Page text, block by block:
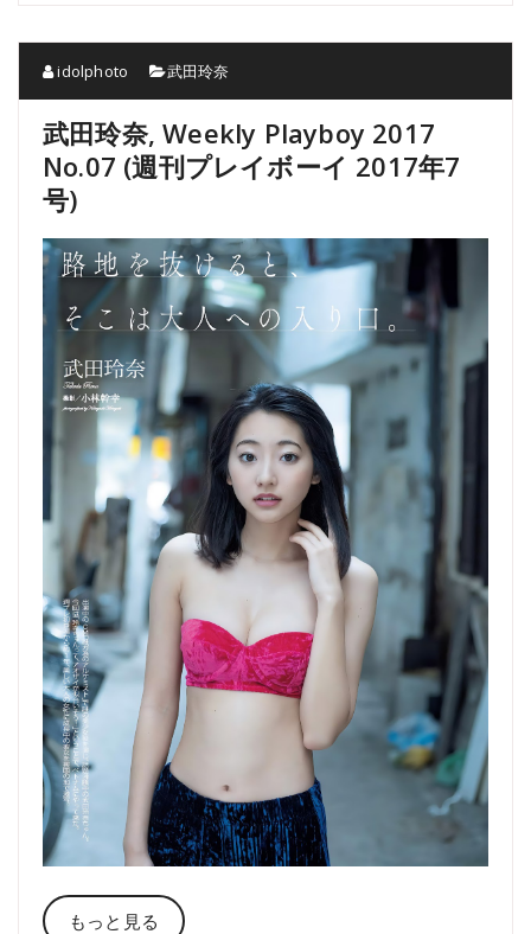
idolphoto 武田玲奈
武田玲奈, Weekly Playboy 2017
No.07 (週刊プレイボーイ 2017年7
号)
もっと見る